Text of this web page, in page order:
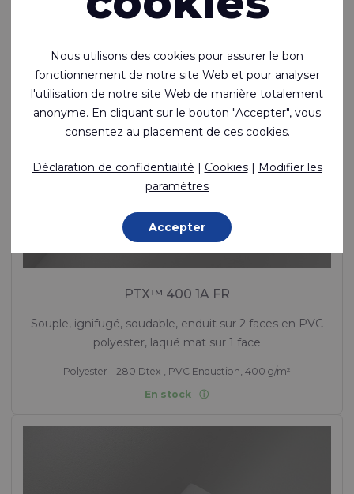
Fabriqué sur commande
PTX™ 400 1A FR
Souple, ignifugé, soudable, enduit sur 2 faces en PVC
polyester, laqué mat sur 1 face
Polyester - 280 Dtex , PVC Enduction, 400 g/m²
En stock
Nous utilisons des cookies pour assurer le bon
fonctionnement de notre site Web et pour analyser
l'utilisation de notre site Web de manière totalement
anonyme. En cliquant sur le bouton "Accepter", vous
consentez au placement de ces cookies.
Déclaration de confidentialité | Cookies| Modifier les
paramètres
Accepter